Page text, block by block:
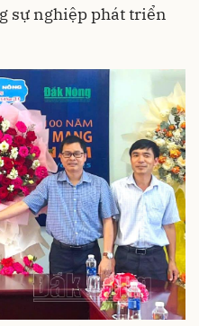
sự nghiệp phát triển